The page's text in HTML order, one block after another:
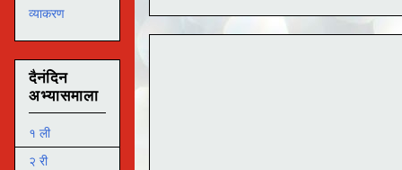
व्याकरण
दैनंदिन
अभ्यासमाला
१ ली
२ री